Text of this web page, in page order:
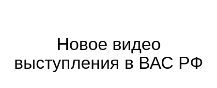
Новое видео
выступления в ВАС РФ